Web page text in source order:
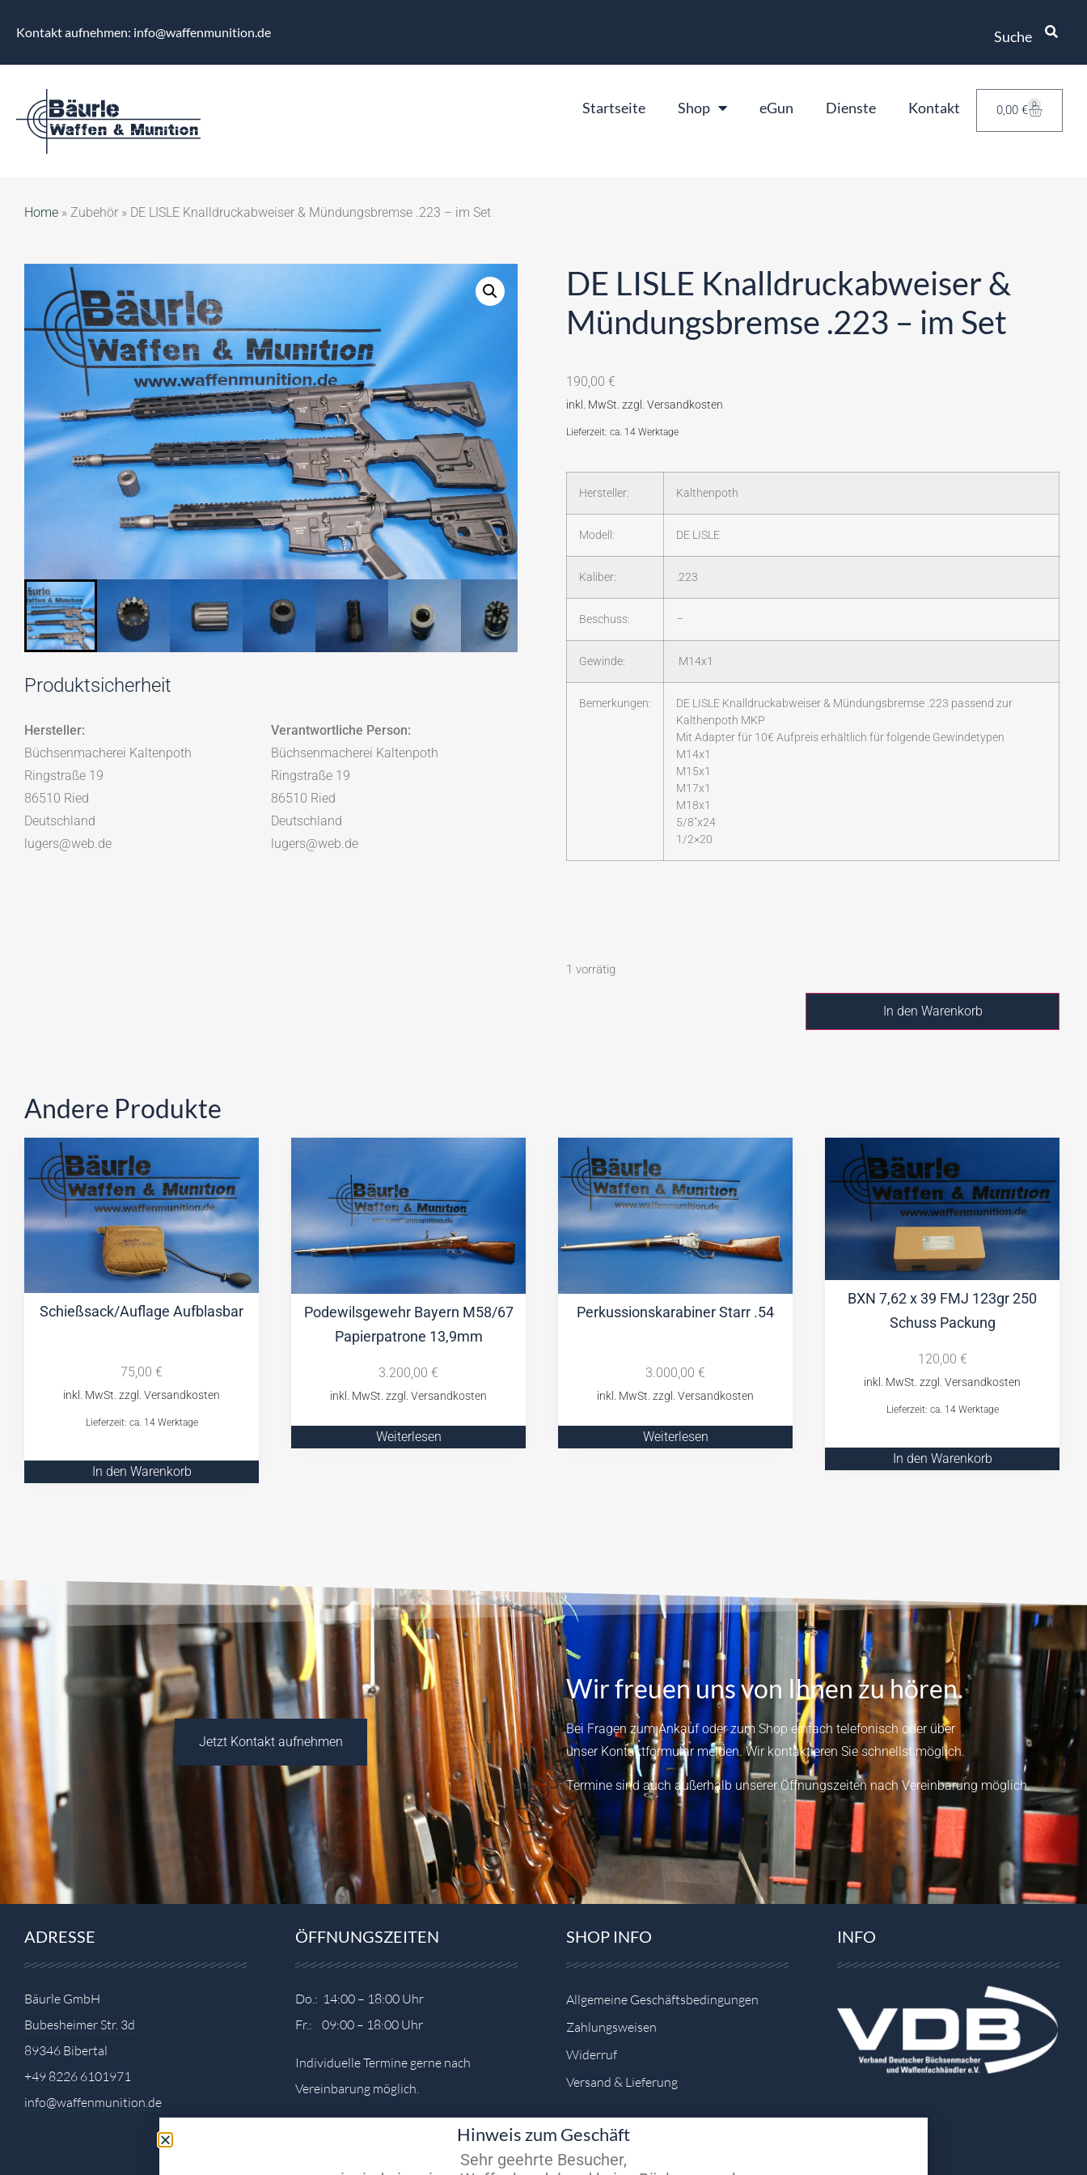
Kontakt aufnehmen: info@waffenmunition.de Suche
Startseite Shop eGun Dienste Kontakt 0,00 € 0
Home » Zubehör » DE LISLE Knalldruckabweiser & Mündungsbremse .223 – im Set
Produktsicherheit
Hersteller:
Büchsenmacherei Kaltenpoth
Ringstraße 19
86510 Ried
Deutschland
lugers@web.de
Verantwortliche Person:
Büchsenmacherei Kaltenpoth
Ringstraße 19
86510 Ried
Deutschland
lugers@web.de
DE LISLE Knalldruckabweiser &
Mündungsbremse .223 – im Set
190,00 €
Lieferzeit: ca. 14 Werktage
Hersteller: Kalthenpoth
Modell: DE LISLE
Kaliber: .223
Beschuss: –
Gewinde: M14x1
Bemerkungen:
DE LISLE Knalldruckabweiser & Mündungsbremse .223 passend zur
Kalthenpoth MKP
Mit Adapter für 10€ Aufpreis erhältlich für folgende Gewindetypen
M14x1
M15x1
M17x1
M18x1
5/8″x24
1/2×20
1 vorrätig
In den Warenkorb
Andere Produkte
Schießsack/Auflage Aufblasbar
75,00 €
Lieferzeit: ca. 14 Werktage
In den Warenkorb
Podewilsgewehr Bayern M58/67
Papierpatrone 13,9mm
3.200,00 €
Weiterlesen
Perkussionskarabiner Starr .54
3.000,00 €
Weiterlesen
BXN 7,62 x 39 FMJ 123gr 250
Schuss Packung
120,00 €
Lieferzeit: ca. 14 Werktage
In den Warenkorb
Jetzt Kontakt aufnehmen
Wir freuen uns von Ihnen zu hören.
Bei Fragen zum Ankauf oder zum Shop einfach telefonisch oder über
unser Kontaktformularmelden.Wir kontaktieren Sie schnellst möglich.
Termine sind auch außerhalb unserer Öffnungszeiten nach Vereinbarung möglich.
ADRESSE
Bäurle GmbH
Bubesheimer Str. 3d
89346 Bibertal
+49 8226 6101971
info@waffenmunition.de
ÖFFNUNGSZEITEN
Do.: 14:00 – 18:00 Uhr
Fr.: 09:00 – 18:00 Uhr
Individuelle Termine gerne nach
Vereinbarung möglich.
SHOP INFO
Allgemeine Geschäftsbedingungen
Zahlungsweisen
Widerruf
Versand & Lieferung
INFO
Hinweis zum Geschäft
Sehr geehrte Besucher,